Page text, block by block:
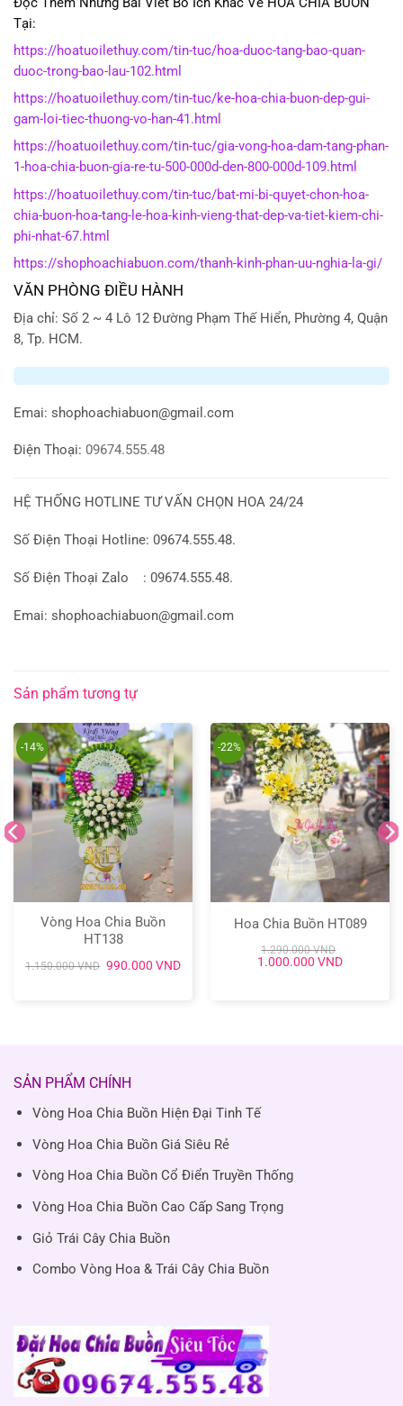
Tại:
https://hoatuoilethuy.com/tin-tuc/hoa-duoc-tang-bao-quan-
duoc-trong-bao-lau-102.html
https://hoatuoilethuy.com/tin-tuc/ke-hoa-chia-buon-dep-gui-
gam-loi-tiec-thuong-vo-han-41.html
https://hoatuoilethuy.com/tin-tuc/gia-vong-hoa-dam-tang-phan-
1-hoa-chia-buon-gia-re-tu-500-000d-den-800-000d-109.html
https://hoatuoilethuy.com/tin-tuc/bat-mi-bi-quyet-chon-hoa-
chia-buon-hoa-tang-le-hoa-kinh-vieng-that-dep-va-tiet-kiem-chi-
phi-nhat-67.html
https://shophoachiabuon.com/thanh-kinh-phan-uu-nghia-la-gi/
VĂN PHÒNG ĐIỀU HÀNH
Địa chỉ: Số 2 ~ 4 Lô 12 Đường Phạm Thế Hiển, Phường 4, Quận
8, Tp. HCM.
Emai: shophoachiabuon@gmail.com
Điện Thoại: 09674.555.48
HỆ THỐNG HOTLINE TƯ VẤN CHỌN HOA 24/24
Số Điện Thoại Hotline: 09674.555.48.
Số Điện Thoại Zalo : 09674.555.48.
Emai: shophoachiabuon@gmail.com
Sản phẩm tương tự
-14%
Vòng Hoa Chia Buồn
HT138
1.150.000VND Giá
990.000 VNDGiá
-22%
Hoa Chia Buồn HT089
1.290.000VND
Giá
1.000.000 VNDGiá
SẢN PHẨM CHÍNH
Vòng Hoa Chia Buồn Hiện Đại Tinh Tế
Vòng Hoa Chia Buồn Giá Siêu Rẻ
Vòng Hoa Chia Buồn Cổ Điển Truyền Thống
Vòng Hoa Chia Buồn Cao Cấp Sang Trọng
Giỏ Trái Cây Chia Buồn
Combo Vòng Hoa & Trái Cây Chia Buồn